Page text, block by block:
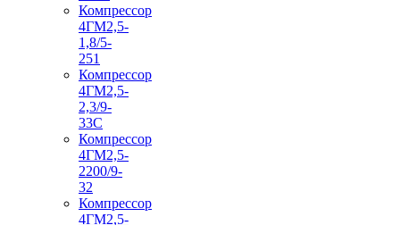
Компрессор
4ГМ2,5-
1,8/5-
251
Компрессор
4ГМ2,5-
2,3/9-
33С
Компрессор
4ГМ2,5-
2200/9-
32
Компрессор
4ГМ2,5-